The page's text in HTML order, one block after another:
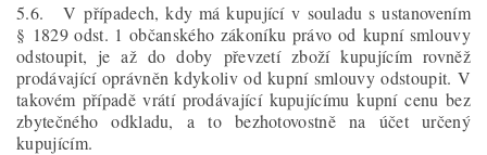
5.6. V případech, kdy má kupující v souladu s ustanovením
§ 1829 odst. 1 občanského zákoníku právo od kupní smlouvy
odstoupit, je až do doby převzetí zboží kupujícím rovněž
prodávající oprávněn kdykoliv od kupní smlouvy odstoupit. V
takovém případě vrátí prodávající kupujícímu kupní cenu bez
zbytečného odkladu, a to bezhotovostně na účet určený
kupujícím.